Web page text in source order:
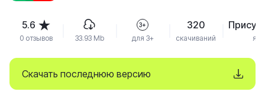
Скачать последнюю версию
5.6
0 отзывов 33.93 Mb
3+
для 3+
320
скачиваний